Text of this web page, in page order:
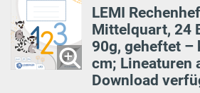
LEMI
Mittelquart, 24
90g, geheftet –
cm; Lineaturen
Download